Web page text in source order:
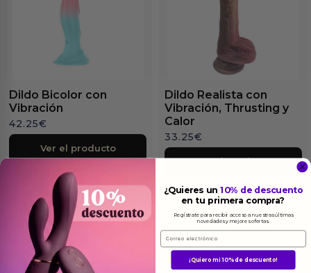
Dildo Bicolor con
Vibración
42.25€
Ver el producto
Dildo Realista con
Vibración, Thrusting y
Calor
33.25€
Ver el producto
¿Quieres un10% de descuento
en tu primera compra?
Regístrate para recibir acceso a nuestras últimas
novedades y mejores ofertas.
Email
¡Quiero mi 10% de descuento!